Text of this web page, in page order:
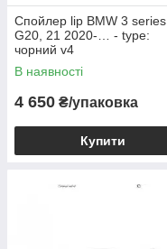
Спойлер lip BMW 3 series
G20, 21 2020-… - type:
чорний v4
В наявності
4 650 ₴/упаковка
Купити